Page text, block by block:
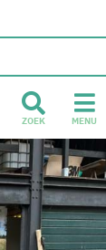
ZOEK MENU